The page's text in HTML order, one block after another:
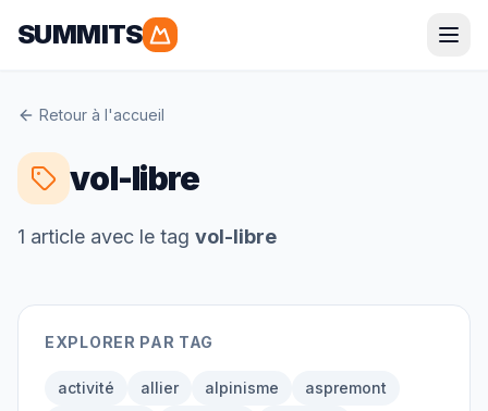
SUMMITS
Parapente
Alpes
Alpes
Grandes Randonnées
Retour à l'accueil
vol-libre
1 article avec le tag vol-libre
EXPLORER PAR TAG
activité allier alpinisme
aspremont